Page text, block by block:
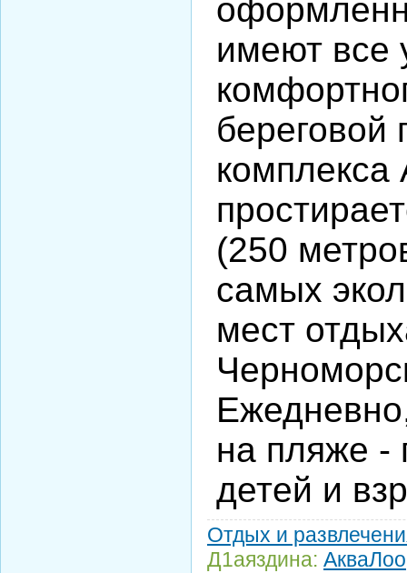
имеют все
береговой
комплекса
(250
самых
мест
на пляже -
детей и
Отдых и
Д1аяздина: АкваЛоо